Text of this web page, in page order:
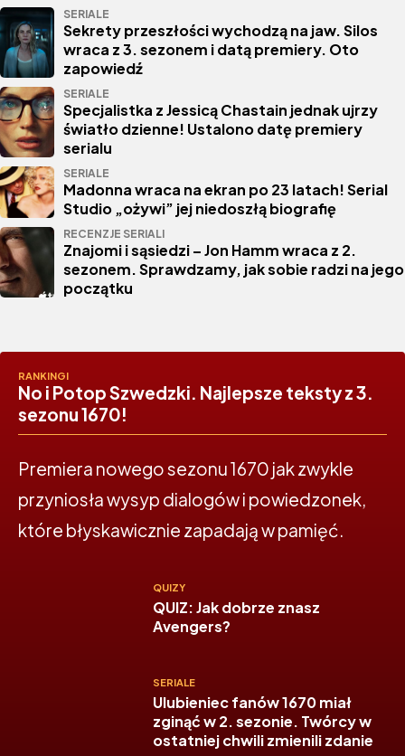
SERIALE
Sekrety przeszłości wychodzą na jaw. Silos
wraca z 3. sezonem i datą premiery. Oto
zapowiedź
SERIALE
Specjalistka z Jessicą Chastain jednak ujrzy
światło dzienne! Ustalono datę premiery
serialu
SERIALE
Madonna wraca na ekran po 23 latach! Serial
Studio „ożywi” jej niedoszłą biografię
RECENZJE SERIALI
Znajomi i sąsiedzi – Jon Hamm wraca z 2.
sezonem. Sprawdzamy, jak sobie radzi na jego
początku
RANKINGI
No i Potop Szwedzki. Najlepsze teksty z 3.
sezonu 1670!
Premiera nowego sezonu 1670 jak zwykle
przyniosła wysyp dialogów i powiedzonek,
które błyskawicznie zapadają w pamięć.
QUIZY
QUIZ: Jak dobrze znasz
Avengers?
SERIALE
Ulubieniec fanów 1670 miał
zginąć w 2. sezonie. Twórcy w
ostatniej chwili zmienili zdanie